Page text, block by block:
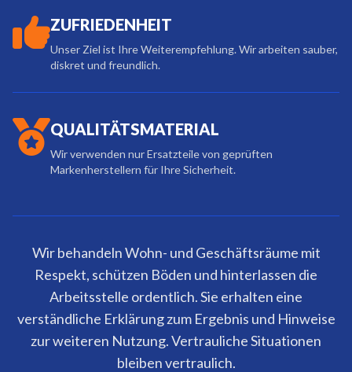
ZUFRIEDENHEIT
Unser Ziel ist Ihre Weiterempfehlung. Wir arbeiten sauber,
diskret und freundlich.
QUALITÄTSMATERIAL
Wir verwenden nur Ersatzteile von geprüften
Markenherstellern für Ihre Sicherheit.
Wir behandeln Wohn- und Geschäftsräume mit
Respekt, schützen Böden und hinterlassen die
Arbeitsstelle ordentlich. Sie erhalten eine
verständliche Erklärung zum Ergebnis und Hinweise
zur weiteren Nutzung. Vertrauliche Situationen
bleiben vertraulich.